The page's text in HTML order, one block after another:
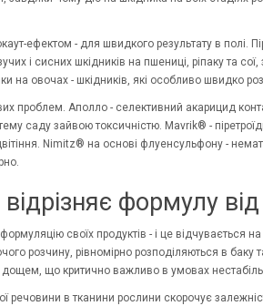
ефектом - для швидкого результату в полі.
і сисних шкідників на пшениці, ріпаку та
на овочах - шкідників, які особливо швидко
проблем. Аполло - селективний акарицид
саду зайвою токсичністю. Mavrik® -
Nimitz® на основі флуенсульфону -
формулу від
своїх продуктів - і це відчувається
розчину, рівномірно розподіляються в
дощем, що критично важливо в умовах
речовини в тканини рослини скорочує